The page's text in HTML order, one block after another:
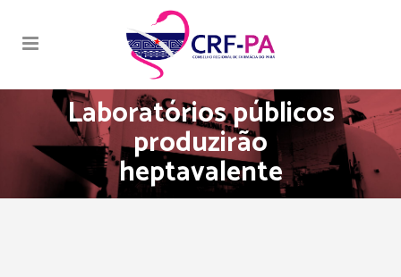
Laboratórios públicos
produzirão
heptavalente